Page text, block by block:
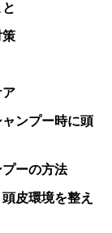
策
ア
ンプー時に頭
プーの方法
皮環境を整え